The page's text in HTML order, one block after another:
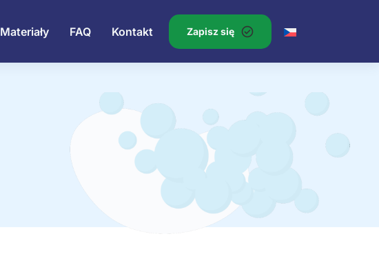
Materiały FAQ Kontakt Zapisz się